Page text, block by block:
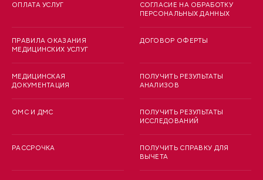
ОПЛАТА УСЛУГ
ПРАВИЛА ОКАЗАНИЯ
МЕДИЦИНСКИХ УСЛУГ
МЕДИЦИНСКАЯ
ДОКУМЕНТАЦИЯ
ОМС И ДМС
РАССРОЧКА
СОГЛАСИЕ НА ОБРАБОТКУ
ПЕРСОНАЛЬНЫХ ДАННЫХ
ДОГОВОР ОФЕРТЫ
ПОЛУЧИТЬ РЕЗУЛЬТАТЫ
АНАЛИЗОВ
ПОЛУЧИТЬ РЕЗУЛЬТАТЫ
ИССЛЕДОВАНИЙ
ПОЛУЧИТЬ СПРАВКУ ДЛЯ
ВЫЧЕТА